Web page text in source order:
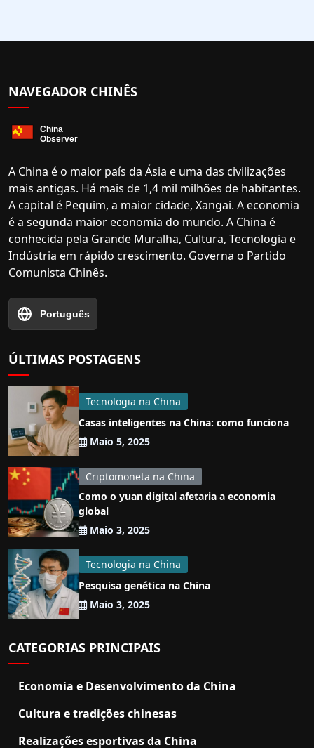
NAVEGADOR CHINÊS
A China é o maior país da Ásia e uma das civilizações
mais antigas. Há mais de 1,4 mil milhões de habitantes.
A capital é Pequim, a maior cidade, Xangai. A economia
é a segunda maior economia do mundo. A China é
conhecida pela Grande Muralha, Cultura, Tecnologia e
Indústria em rápido crescimento. Governa o Partido
Comunista Chinês.
Português
ÚLTIMAS POSTAGENS
Tecnologia na China
Casas inteligentes na China: como funciona
Maio 5, 2025
Criptomoneta na China
Como o yuan digital afetaria a economia
global
Maio 3, 2025
Tecnologia na China
Pesquisa genética na China
Maio 3, 2025
CATEGORIAS PRINCIPAIS
Economia e Desenvolvimento da China
Cultura e tradições chinesas
Realizações esportivas da China